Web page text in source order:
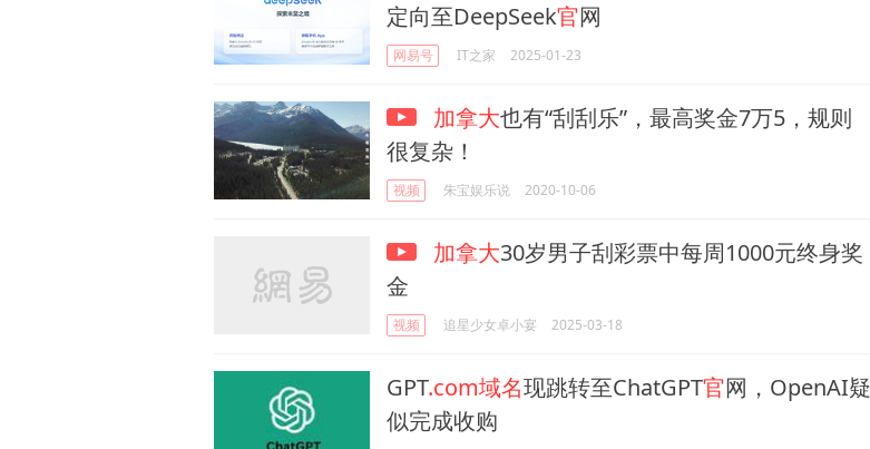
定向至DeepSeek官网
网易号 IT之家 2025-01-23
加拿大也有“刮刮乐”，最高奖金7万5，规则
很复杂！
视频 朱宝娱乐说 2020-10-06
加拿大30岁男子刮彩票中每周1000元终身奖
金
视频 追星少女卓小宴 2025-03-18
GPT.com域名现跳转至ChatGPT官网，OpenAI疑
似完成收购